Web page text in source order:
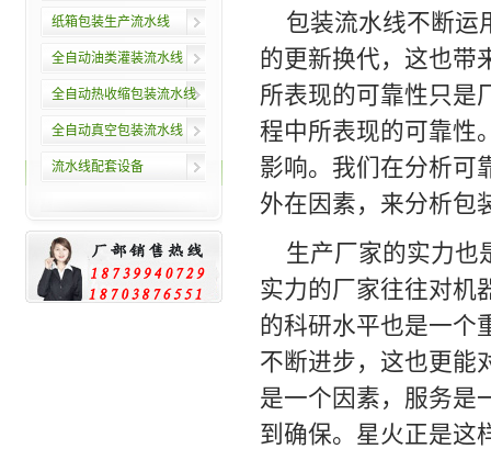
纸箱包装生产流水线
全自动油类灌装流水线
全自动热收缩包装流水线
全自动真空包装流水线
流水线配套设备
包装流水线不断运
的更新换代，这也带
所表现的可靠性只是
程中所表现的可靠性
影响。我们在分析可
外在因素，来分析包
生产厂家的实力也
实力的厂家往往对机
的科研水平也是一个
不断进步，这也更能
是一个因素，服务是
到确保。星火正是这